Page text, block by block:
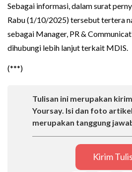
Sebagai informasi, dalam surat
Rabu (1/10/2025) tersebut tertera
sebagai Manager, PR &
dihubungi lebih lanjut terkait MDIS.
(***)
Tulisan ini merupakan
Yoursay. Isi dan foto
merupakan tanggung
Kirim